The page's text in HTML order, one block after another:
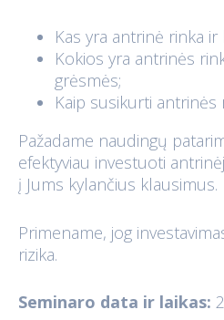
Kas yra antrinė rinka ir
Kokios yra antrinės
grėsmės;
Kaip susikurti antrinės
Pažadame naudingų
efektyviau investuoti
į Jums kylančius klausimus.
Primename, jog
rizika.
Seminaro data ir laikas: